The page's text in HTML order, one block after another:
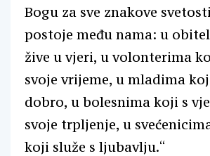
Bogu za sve znakove
postoje među nama: u
žive u vjeri, u volonterima
svoje vrijeme, u mladima
dobro, u bolesnima koji s
svoje trpljenje, u
koji služe s ljubavlju.“